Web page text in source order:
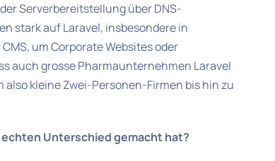
Serverbereitstellung über DNS-
stark auf Laravel, insbesondere in
um Corporate Websites oder
auch grosse Pharmaunternehmen Laravel
kleine Zwei-Personen-Firmen bis hin zu
Unterschied gemacht hat?